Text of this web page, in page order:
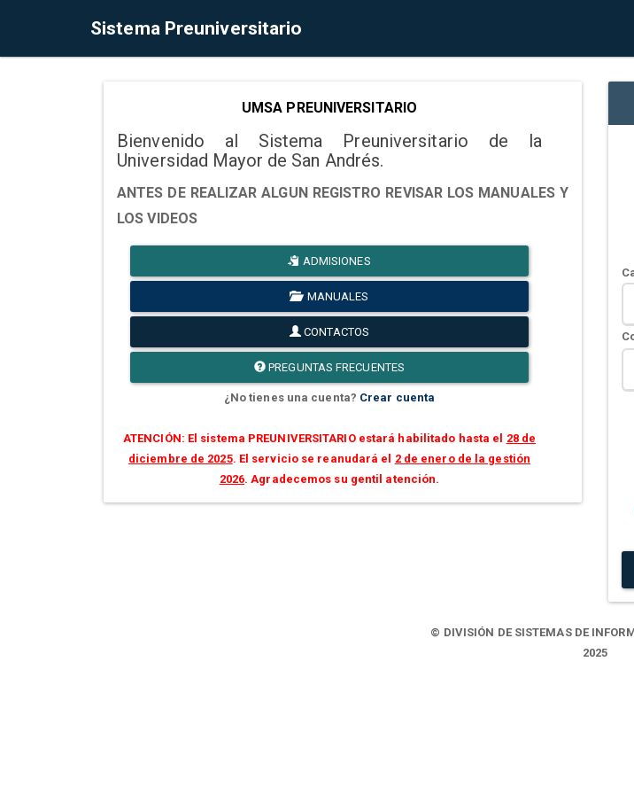
Sistema Preuniversitario
UMSA PREUNIVERSITARIO
Bienvenido al Sistema Preuniversitario de la
Universidad Mayor de San Andrés.
ANTES DE REALIZAR ALGUN REGISTRO REVISAR LOS MANUALES Y
LOS VIDEOS
ADMISIONES
MANUALES
CONTACTOS
PREGUNTAS FRECUENTES
¿No tienes una cuenta? Crear cuenta
ATENCIÓN: El sistema PREUNIVERSITARIO estará habilitado hasta el 28 de
diciembre de 2025. El servicio se reanudará el 2 de enero de la gestión
2026. Agradecemos su gentil atención.
© DIVISIÓN DE SISTEMAS DE
2025